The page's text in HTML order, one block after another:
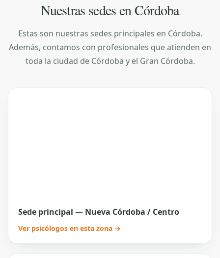
Nuestras sedes en Córdoba
Estas son nuestras sedes principales en Córdoba.
Además, contamos con profesionales que atienden en
toda la ciudad de Córdoba y el Gran Córdoba.
Sede principal — Nueva Córdoba / Centro
Ver psicólogos en esta zona →